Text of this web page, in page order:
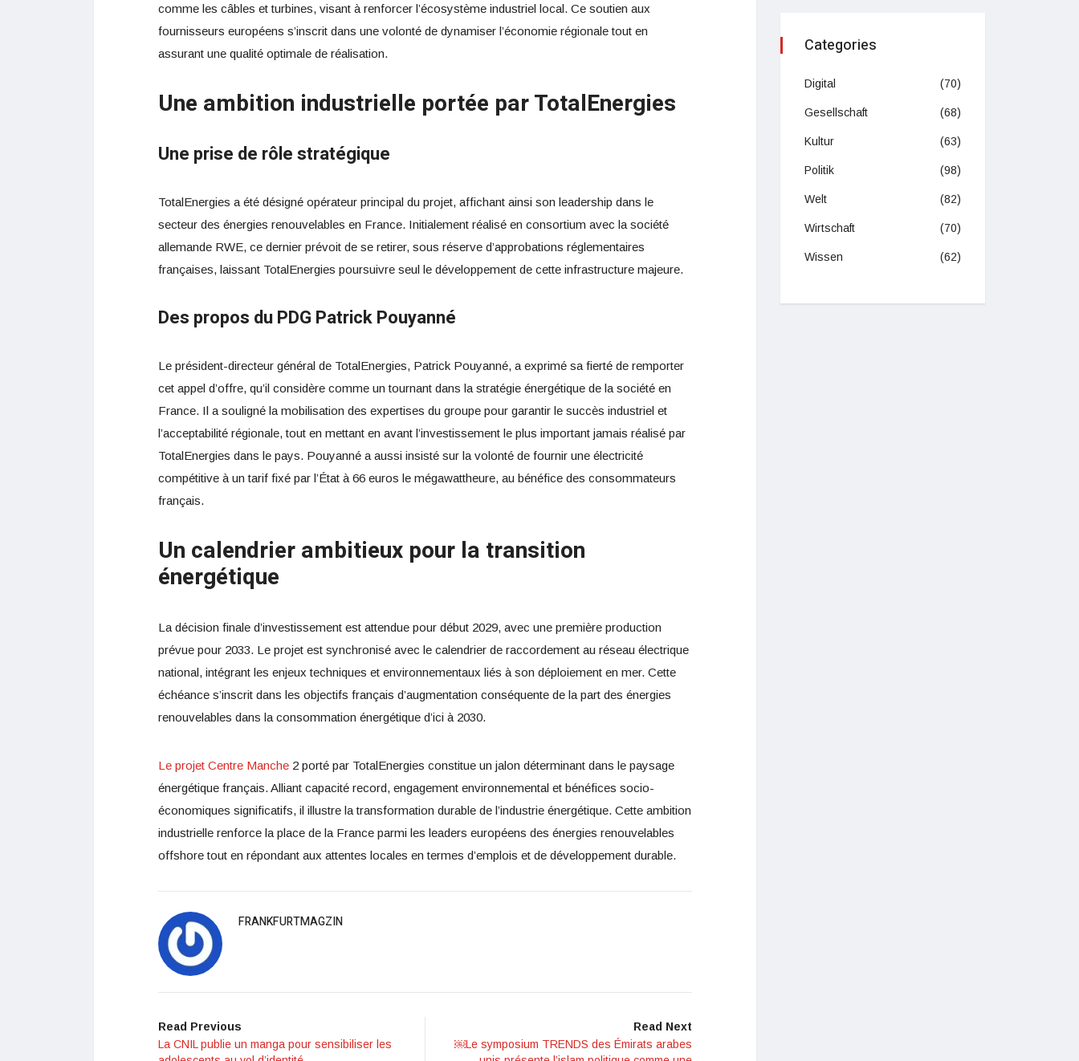
comme les câbles et turbines, visant à renforcer l’écosystème industriel local. Ce soutien aux
fournisseurs européens s’inscrit dans une volonté de dynamiser l’économie régionale tout en
assurant une qualité optimale de réalisation.
Une ambition industrielle portée par TotalEnergies
Une prise de rôle stratégique
TotalEnergies a été désigné opérateur principal du projet, affichant ainsi son leadership dans le
secteur des énergies renouvelables en France. Initialement réalisé en consortium avec la société
allemande RWE, ce dernier prévoit de se retirer, sous réserve d’approbations réglementaires
françaises, laissant TotalEnergies poursuivre seul le développement de cette infrastructure majeure.
Des propos du PDG Patrick Pouyanné
Le président-directeur général de TotalEnergies, Patrick Pouyanné, a exprimé sa fierté de remporter
cet appel d’offre, qu’il considère comme un tournant dans la stratégie énergétique de la société en
France. Il a souligné la mobilisation des expertises du groupe pour garantir le succès industriel et
l’acceptabilité régionale, tout en mettant en avant l’investissement le plus important jamais réalisé par
TotalEnergies dans le pays. Pouyanné a aussi insisté sur la volonté de fournir une électricité
compétitive à un tarif fixé par l’État à 66 euros le mégawattheure, au bénéfice des consommateurs
français.
Un calendrier ambitieux pour la transition
énergétique
La décision finale d’investissement est attendue pour début 2029, avec une première production
prévue pour 2033. Le projet est synchronisé avec le calendrier de raccordement au réseau électrique
national, intégrant les enjeux techniques et environnementaux liés à son déploiement en mer. Cette
échéance s’inscrit dans les objectifs français d’augmentation conséquente de la part des énergies
renouvelables dans la consommation énergétique d’ici à 2030.
Le projet Centre Manche 2 porté par TotalEnergies constitue un jalon déterminant dans le paysage
énergétique français. Alliant capacité record, engagement environnemental et bénéfices socio-
économiques significatifs, il illustre la transformation durable de l’industrie énergétique. Cette ambition
industrielle renforce la place de la France parmi les leaders européens des énergies renouvelables
offshore tout en répondant aux attentes locales en termes d’emplois et de développement durable.
FRANKFURTMAGZIN
Read Previous
La CNIL publie un manga pour sensibiliser les
Read Next
￼Le symposium TRENDS des Émirats arabes
Categories
Digital (70)
Gesellschaft (68)
Kultur (63)
Politik (98)
Welt (82)
Wirtschaft (70)
Wissen (62)